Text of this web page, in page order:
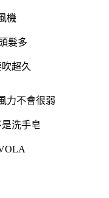
機
髮多
超久
力不會很弱
洗手皂